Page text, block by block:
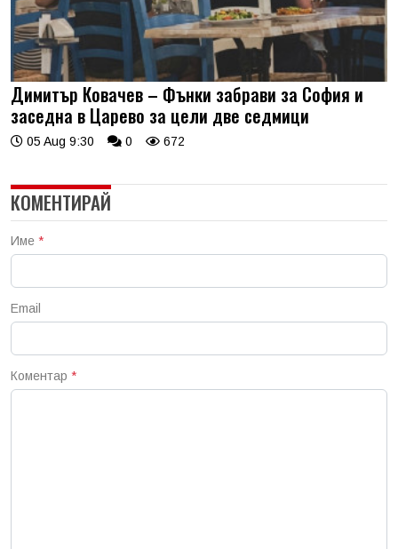
Димитър Ковачев – Фънки забрави за София и
заседна в Царево за цели две седмици
05 Aug 9:30 0 672
КОМЕНТИРАЙ
Име *
Email
Коментар *